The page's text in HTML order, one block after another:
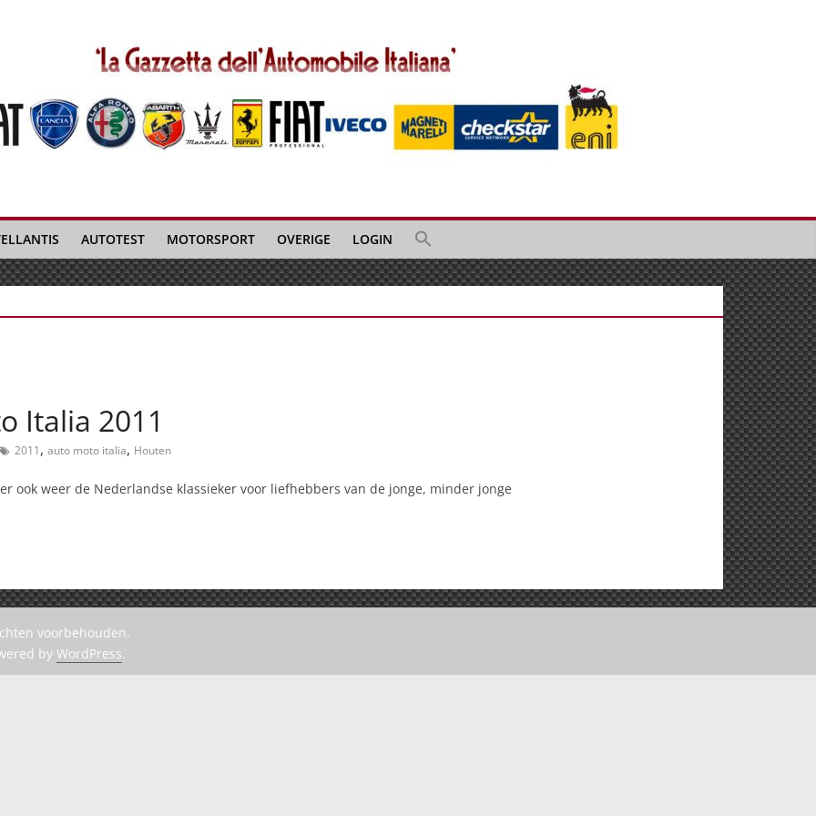
AUTOTEST MOTORSPORT OVERIGE LOGIN
Italia 2011
2011, auto moto italia, Houten
ook weer de Nederlandse klassieker voor liefhebbers van de jonge, minder jonge
voorbehouden.
by WordPress.